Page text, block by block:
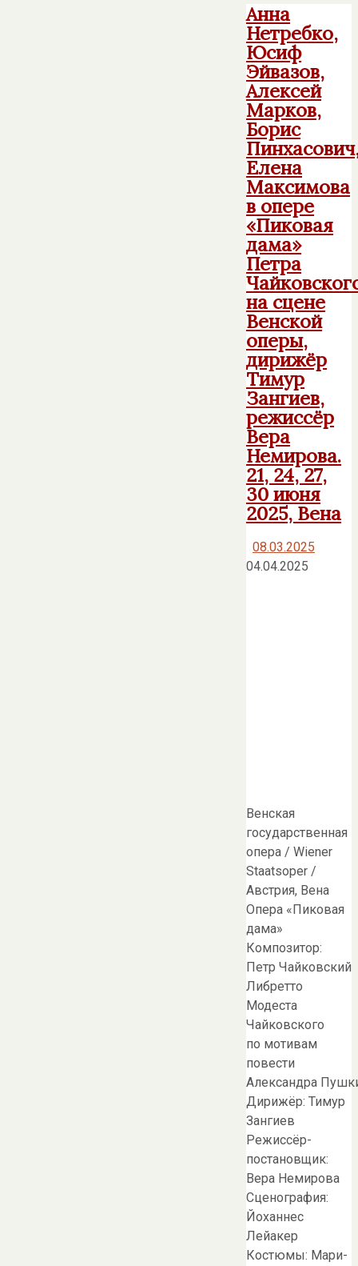
Анна
Нетребко,
Юсиф
Эйвазов,
Алексей
Марков,
Борис
Елена
Максимова
в опере
«Пиковая
дама»
Петра
на сцене
Венской
оперы,
дирижёр
Тимур
Зангиев,
режиссёр
Вера
Немирова.
21, 24, 27,
30 июня
2025, Вена
08.03.2025
04.04.2025
Венская
государственная
опера / Wiener
Staatsoper /
Австрия, Вена
Опера «Пиковая
дама»
Композитор:
Петр Чайковский
Либретто
Модеста
Чайковского
по мотивам
повести
Александра
Дирижёр: Тимур
Зангиев
Режиссёр-
постановщик:
Вера Немирова
Сценография:
Йоханнес
Лейакер
Костюмы: Мари-